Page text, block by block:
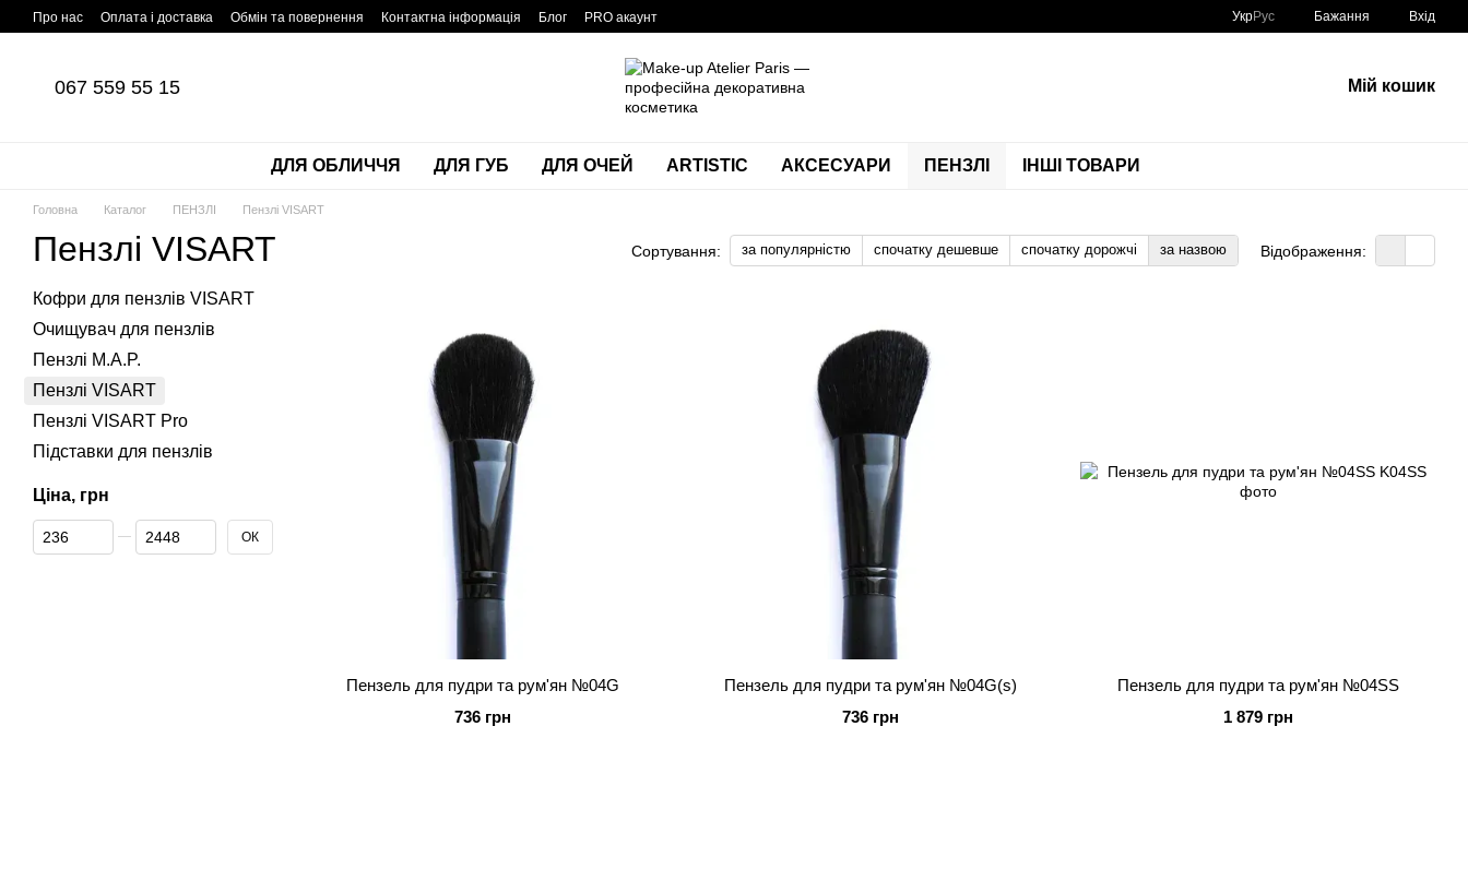
Перейти до основного контенту
Про нас Оплата і доставка Обмін та повернення Контактна інформація Блог PRO акаунт УкрРус Бажання Вхід
067 559 55 15 Мій кошик
ДЛЯ ОБЛИЧЧЯ ДЛЯ ГУБ ДЛЯ ОЧЕЙ ARTISTIC АКСЕСУАРИ ПЕНЗЛІ ІНШІ ТОВАРИ
Головна Каталог ПЕНЗЛІ Пензлі VISART
Пензлі VISART Сортування: за популярністю спочатку дешевше спочатку дорожчі за назвою Відображення:
Пензель для пудри та рум'ян №04G
736 грн
Пензель для пудри та рум'ян №04G(s)
736 грн
Пензель для пудри та рум'ян №04SS
1 879 грн
Кофри для пензлів VISART
Очищувач для пензлів
Пензлі M.A.P.
Пензлі VISART
Пензлі VISART Pro
Підставки для пензлів
Ціна, грн
Від Ціна, грн
До Ціна, грн ОК